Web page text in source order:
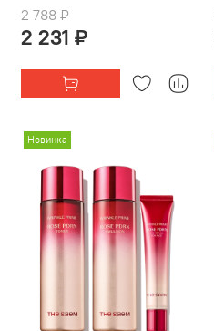
2 788 ₽
2 231 ₽
Новинка